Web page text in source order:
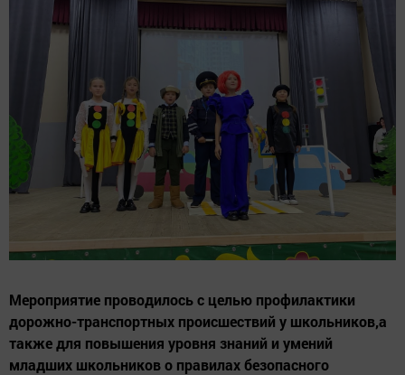
Мероприятие проводилось с целью профилактики
дорожно-транспортных происшествий у школьников,а
также для повышения уровня знаний и умений
младших школьников о правилах безопасного